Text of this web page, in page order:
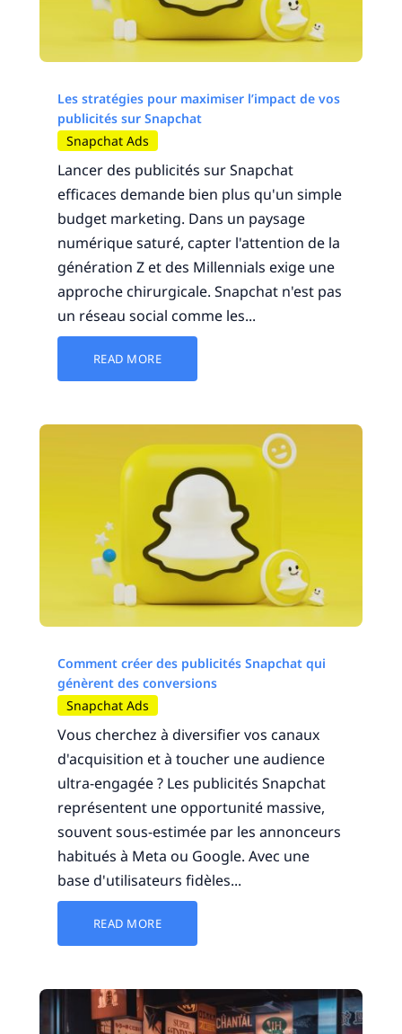
Les stratégies pour maximiser l’impact de vos
publicités sur Snapchat
Snapchat Ads
Lancer des publicités sur Snapchat
efficaces demande bien plus qu'un simple
budget marketing. Dans un paysage
numérique saturé, capter l'attention de la
génération Z et des Millennials exige une
approche chirurgicale. Snapchat n'est pas
un réseau social comme les...
READ MORE
Comment créer des publicités Snapchat qui
génèrent des conversions
Snapchat Ads
Vous cherchez à diversifier vos canaux
d'acquisition et à toucher une audience
ultra-engagée ? Les publicités Snapchat
représentent une opportunité massive,
souvent sous-estimée par les annonceurs
habitués à Meta ou Google. Avec une
base d'utilisateurs fidèles...
READ MORE